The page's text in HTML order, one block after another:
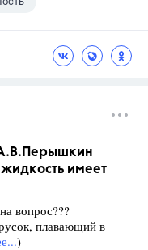
А.В.Перышкин
имеет
вопрос???
плавающий в
)